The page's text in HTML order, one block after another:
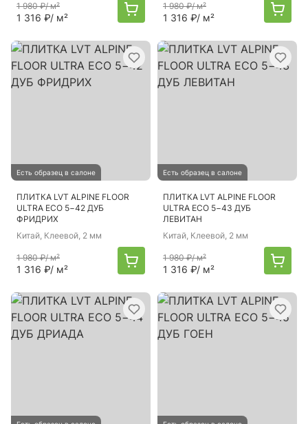
1 980 ₽/ м²
1 316 ₽/ м²
1 980 ₽/ м²
1 316 ₽/ м²
Есть образец в салоне
ПЛИТКА LVT ALPINE FLOOR
ULTRA ECO 5−42 ДУБ
ФРИДРИХ
Китай, Клеевой, 2 мм
1 980 ₽/ м²
1 316 ₽/ м²
Есть образец в салоне
ПЛИТКА LVT ALPINE FLOOR
ULTRA ECO 5−43 ДУБ
ЛЕВИТАН
Китай, Клеевой, 2 мм
1 980 ₽/ м²
1 316 ₽/ м²